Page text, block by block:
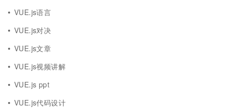
VUE.js语言
VUE.js对决
VUE.js文章
VUE.js视频讲解
VUE.js ppt
VUE.js代码设计